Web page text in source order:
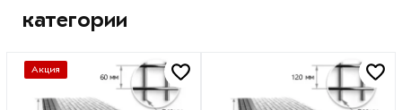
категории
Акция